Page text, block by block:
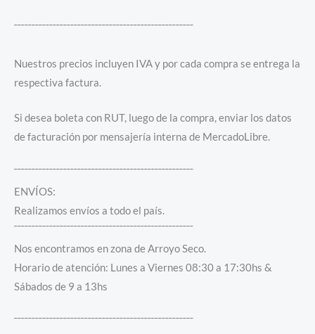
¯¯¯¯¯¯¯¯¯¯¯¯¯¯¯¯¯¯¯¯¯¯¯¯¯¯¯¯¯¯¯¯¯¯¯¯¯¯¯¯¯¯¯¯¯¯¯¯¯¯¯
Nuestros precios incluyen IVA y por cada compra se entrega la
respectiva factura.
Si desea boleta con RUT, luego de la compra, enviar los datos
de facturación por mensajería interna de MercadoLibre.
¯¯¯¯¯¯¯¯¯¯¯¯¯¯¯¯¯¯¯¯¯¯¯¯¯¯¯¯¯¯¯¯¯¯¯¯¯¯¯¯¯¯¯¯¯¯¯¯¯¯¯
ENVÍOS:
Realizamos envíos a todo el país.
¯¯¯¯¯¯¯¯¯¯¯¯¯¯¯¯¯¯¯¯¯¯¯¯¯¯¯¯¯¯¯¯¯¯¯¯¯¯¯¯¯¯¯¯¯¯¯¯¯¯¯
Nos encontramos en zona de Arroyo Seco.
Horario de atención: Lunes a Viernes 08:30 a 17:30hs &
Sábados de 9 a 13hs
¯¯¯¯¯¯¯¯¯¯¯¯¯¯¯¯¯¯¯¯¯¯¯¯¯¯¯¯¯¯¯¯¯¯¯¯¯¯¯¯¯¯¯¯¯¯¯¯¯¯¯